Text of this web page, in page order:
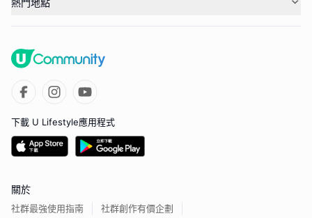
下載 U Lifestyle應用程式
關於
社群最強使用指南 社群創作有價企劃